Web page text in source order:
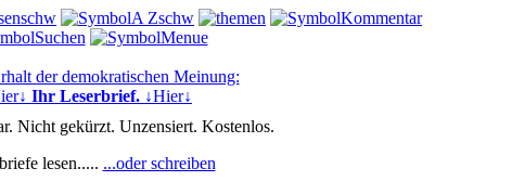
der demokratischen Meinung:
Ihr Leserbrief. ↓Hier↓
Nicht gekürzt. Unzensiert. Kostenlos.
lesen..... ...oder schreiben